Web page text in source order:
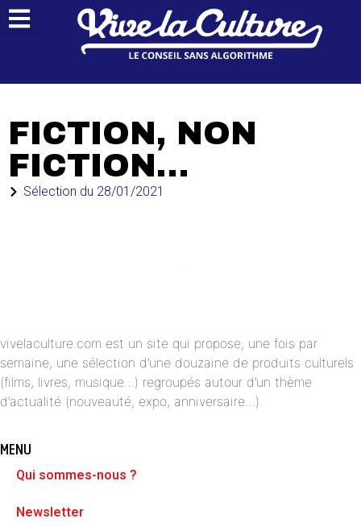
FICTION, NON
FICTION…
Sélection du 28/01/2021
vivelaculture.com est un site qui propose, une fois par
semaine, une sélection d’une douzaine de produits culturels
(films, livres, musique…) regroupés autour d’un thème
d’actualité (nouveauté, expo, anniversaire…).
MENU
Qui sommes-nous ?
Newsletter